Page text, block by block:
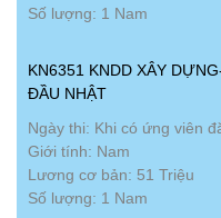
Số lượng: 1 Nam
KN6351 KNDD XÂY
ĐẦU NHẬT
Ngày thi: Khi có ứng viên
Giới tính: Nam
Lương cơ bản: 51 Triệu
Số lượng: 1 Nam